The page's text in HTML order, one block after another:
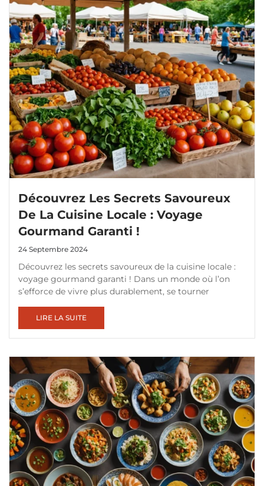
Découvrez Les Secrets Savoureux
De La Cuisine Locale : Voyage
Gourmand Garanti !
24 Septembre 2024
Découvrez les secrets savoureux de la cuisine locale :
voyage gourmand garanti ! Dans un monde où l’on
s’efforce de vivre plus durablement, se tourner
LIRE LA SUITE